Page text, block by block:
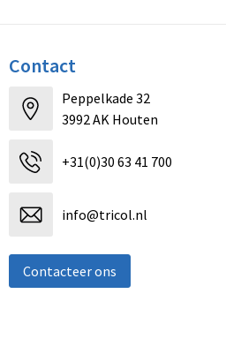
Contact
Peppelkade 32
3992 AK Houten
+31(0)30 63 41 700
info@tricol.nl
Contacteer ons